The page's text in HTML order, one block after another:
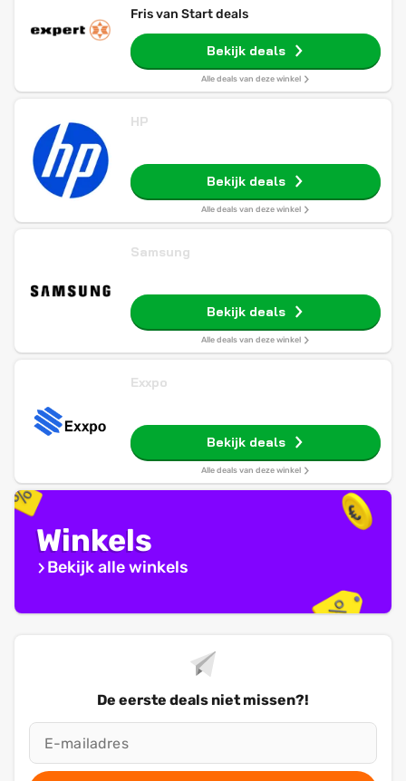
Fris van Start deals
Bekijk deals
Alle deals van deze winkel
HP
Bekijk deals
Alle deals van deze winkel
Samsung
Bekijk deals
Alle deals van deze winkel
Exxpo
Bekijk deals
Alle deals van deze winkel
Winkels
Bekijk alle winkels
De eerste deals niet missen?!